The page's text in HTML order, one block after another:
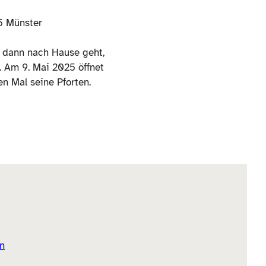
Münster
nach Hause geht,
Am 9. Mai 2025 öffnet
Mal seine Pforten.